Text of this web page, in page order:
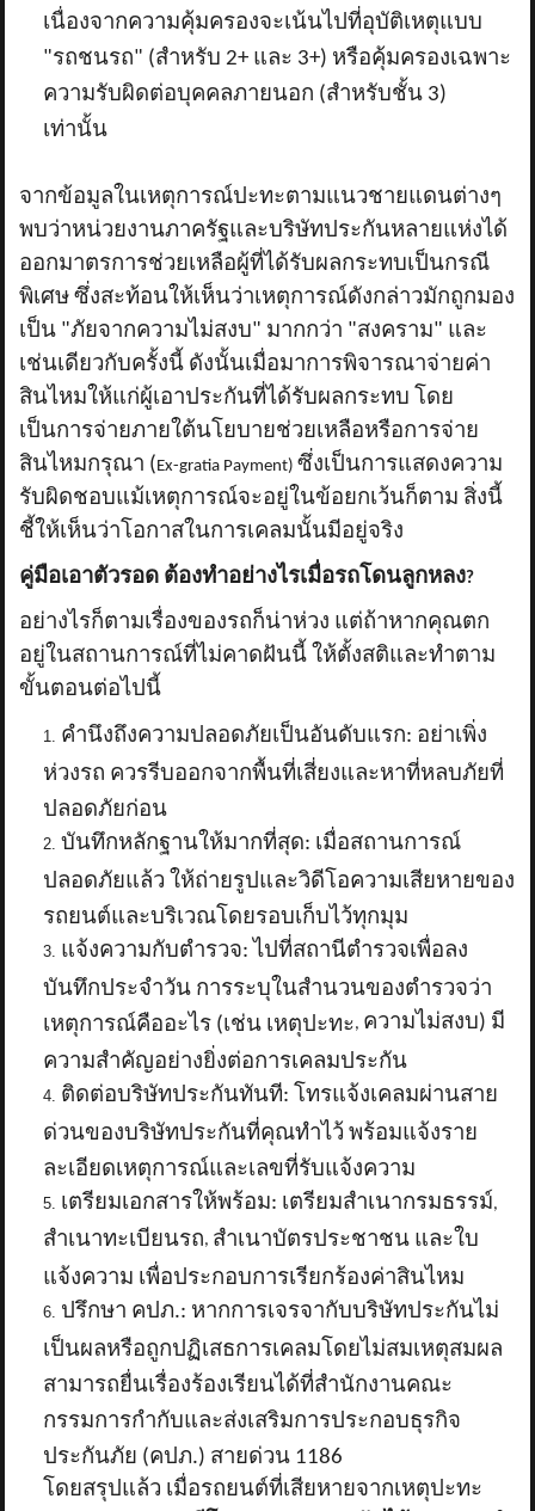
เนื่องจากความคุ้มครองจะเน้นไปที่อุบัติเหตุแบบ
"รถชนรถ" (สำหรับ 2+ และ 3+) หรือคุ้มครองเฉพาะ
ความรับผิดต่อบุคคลภายนอก (สำหรับชั้น 3)
เท่านั้น
จากข้อมูลในเหตุการณ์ปะทะตามแนวชายแดนต่างๆ
พบว่าหน่วยงานภาครัฐและบริษัทประกันหลายแห่งได้
ออกมาตรการช่วยเหลือผู้ที่ได้รับผลกระทบเป็นกรณี
พิเศษ ซึ่งสะท้อนให้เห็นว่าเหตุการณ์ดังกล่าวมักถูกมอง
เป็น "ภัยจากความไม่สงบ" มากกว่า "สงคราม" และ
เช่นเดียวกับครั้งนี้ ดังนั้นเมื่อมาการพิจารณาจ่ายค่า
สินไหมให้แก่ผู้เอาประกันที่ได้รับผลกระทบ โดย
เป็นการจ่ายภายใต้นโยบายช่วยเหลือหรือการจ่าย
สินไหมกรุณา (Ex-gratia Payment)ซึ่งเป็นการแสดงความ
รับผิดชอบแม้เหตุการณ์จะอยู่ในข้อยกเว้นก็ตาม สิ่งนี้
ชี้ให้เห็นว่าโอกาสในการเคลมนั้นมีอยู่จริง
คู่มือเอาตัวรอด ต้องทำอย่างไรเมื่อรถโดนลูกหลง?
อย่างไรก็ตามเรื่องของรถก็น่าห่วง แต่ถ้าหากคุณตก
อยู่ในสถานการณ์ที่ไม่คาดฝันนี้ ให้ตั้งสติและทำตาม
ขั้นตอนต่อไปนี้
คำนึงถึงความปลอดภัยเป็นอันดับแรก: อย่าเพิ่ง
ห่วงรถ ควรรีบออกจากพื้นที่เสี่ยงและหาที่หลบภัยที่
ปลอดภัยก่อน
บันทึกหลักฐานให้มากที่สุด: เมื่อสถานการณ์
ปลอดภัยแล้ว ให้ถ่ายรูปและวิดีโอความเสียหายของ
รถยนต์และบริเวณโดยรอบเก็บไว้ทุกมุม
แจ้งความกับตำรวจ: ไปที่สถานีตำรวจเพื่อลง
บันทึกประจำวัน การระบุในสำนวนของตำรวจว่า
เหตุการณ์คืออะไร (เช่น เหตุปะทะ, ความไม่สงบ) มี
ความสำคัญอย่างยิ่งต่อการเคลมประกัน
ติดต่อบริษัทประกันทันที: โทรแจ้งเคลมผ่านสาย
ด่วนของบริษัทประกันที่คุณทำไว้ พร้อมแจ้งราย
ละเอียดเหตุการณ์และเลขที่รับแจ้งความ
เตรียมเอกสารให้พร้อม: เตรียมสำเนากรมธรรม์,
สำเนาทะเบียนรถ, สำเนาบัตรประชาชน และใบ
แจ้งความ เพื่อประกอบการเรียกร้องค่าสินไหม
ปรึกษา คปภ.: หากการเจรจากับบริษัทประกันไม่
เป็นผลหรือถูกปฏิเสธการเคลมโดยไม่สมเหตุสมผล
สามารถยื่นเรื่องร้องเรียนได้ที่สำนักงานคณะ
กรรมการกำกับและส่งเสริมการประกอบธุรกิจ
ประกันภัย (คปภ.) สายด่วน 1186
โดยสรุปแล้ว เมื่อรถยนต์ที่เสียหายจากเหตุปะทะ